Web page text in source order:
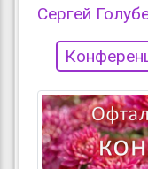
Сергей